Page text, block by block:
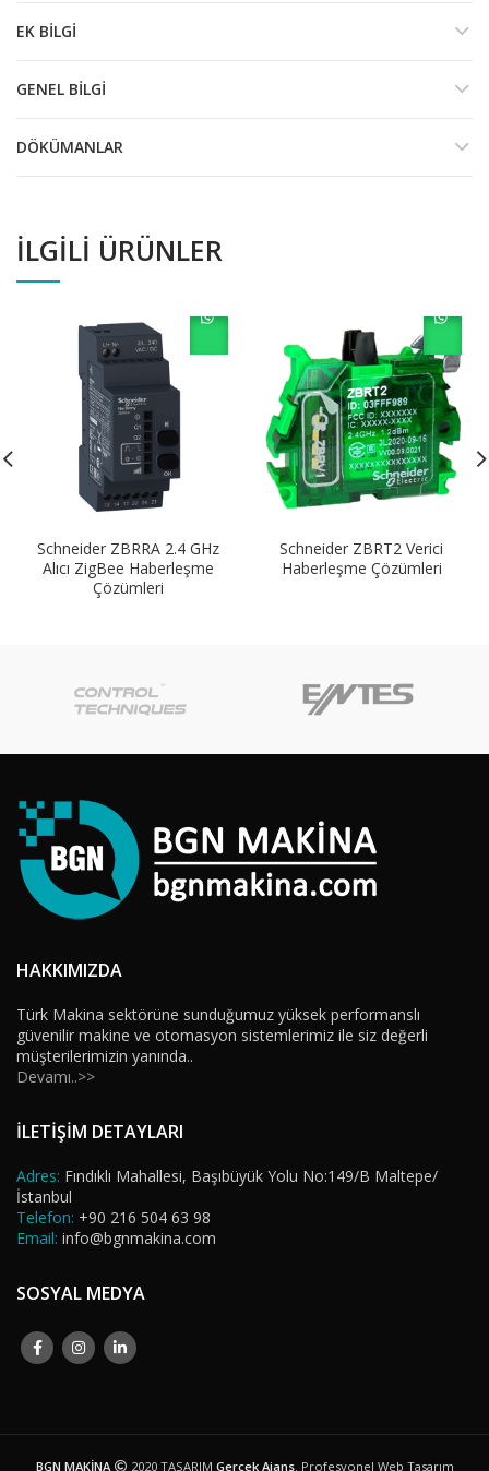
EK BILGI
GENEL BILGI
DÖKÜMANLAR
İLGILI ÜRÜNLER
Schneider ZBRRA 2.4 GHz
Alıcı ZigBee Haberleşme
Çözümleri
Schneider ZBRT2 Verici
Haberleşme Çözümleri
HAKKIMIZDA
Türk Makina sektörüne sunduğumuz yüksek performanslı
güvenilir makine ve otomasyon sistemlerimiz ile siz değerli
müşterilerimizin yanında..
Devamı..>>
İLETİŞİM DETAYLARI
Adres: Fındıklı Mahallesi, Başıbüyük Yolu No:149/B Maltepe/
İstanbul
Telefon: +90 216 504 63 98
Email: info@bgnmakina.com
SOSYAL MEDYA
BGN MAKİNA 2020 TASARIM Gerçek Ajans. Profesyonel Web Tasarım